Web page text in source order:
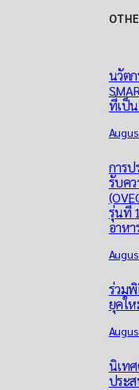
นวัต
ที่เป็น
การ
รับค
รุ่นที่
อาหา
ร่วมพิ
ยุคใ
นิเท
ประ